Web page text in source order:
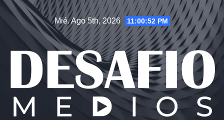
Saltar
contenido
Mié. Ago 5th, 2026 11:00:52 PM